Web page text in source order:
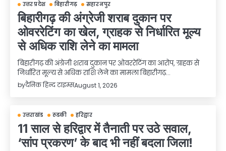
उत्तर प्रदेश बिहारीगढ़ सहारनपुर
बिहारीगढ़ की अंग्रेजी शराब दुकान पर
ओवररेटिंग का खेल, ग्राहक से निर्धारित मूल्य
से अधिक राशि लेने का मामला
बिहारीगढ़ की अंग्रेजी शराब दुकान पर ओवररेटिंग का आरोप, ग्राहक से
निर्धारित मूल्य से अधिक राशि लेने का मामला बिहारीगढ़…
byदैनिक हिन्द टाइम्सAugust 1, 2026
उत्तराखंड रूडकी हरिद्वार
11 साल से हरिद्वार में तैनाती पर उठे सवाल,
‘सांप प्रकरण’ के बाद भी नहीं बदला जिला!